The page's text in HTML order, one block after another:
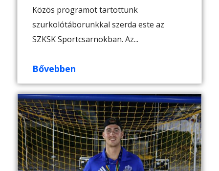
Közös programot tartottunk
szurkolótáborunkkal szerda este az
SZKSK Sportcsarnokban. Az...
Bővebben